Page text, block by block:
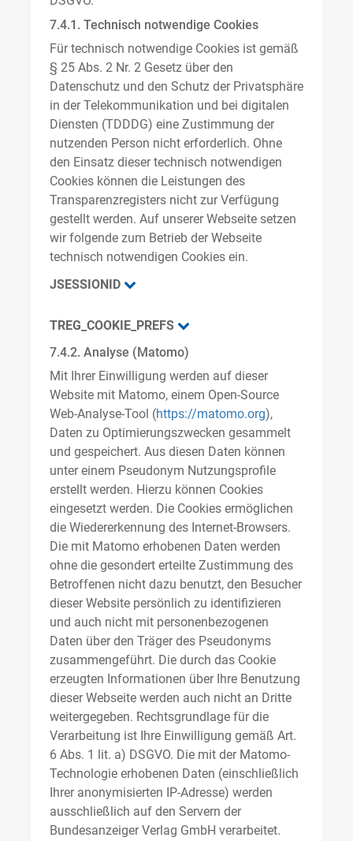
7.4.1. Technisch notwendige Cookies
Für technisch notwendige Cookies ist gemäß
§ 25 Abs. 2 Nr. 2 Gesetz über den
Datenschutz und den Schutz der Privatsphäre
in der Telekommunikation und bei digitalen
Diensten (TDDDG) eine Zustimmung der
nutzenden Person nicht erforderlich. Ohne
den Einsatz dieser technisch notwendigen
Cookies können die Leistungen des
Transparenzregisters nicht zur Verfügung
gestellt werden. Auf unserer Webseite setzen
wir folgende zum Betrieb der Webseite
technisch notwendigen Cookies ein.
JSESSIONID
TREG_COOKIE_PREFS
7.4.2. Analyse (Matomo)
Mit Ihrer Einwilligung werden auf dieser
Website mit Matomo, einem Open-Source
Web-Analyse-Tool (https://matomo.org),
Daten zu Optimierungszwecken gesammelt
und gespeichert. Aus diesen Daten können
unter einem Pseudonym Nutzungsprofile
erstellt werden. Hierzu können Cookies
eingesetzt werden. Die Cookies ermöglichen
die Wiedererkennung des Internet-Browsers.
Die mit Matomo erhobenen Daten werden
ohne die gesondert erteilte Zustimmung des
Betroffenen nicht dazu benutzt, den Besucher
dieser Website persönlich zu identifizieren
und auch nicht mit personenbezogenen
Daten über den Träger des Pseudonyms
zusammengeführt. Die durch das Cookie
erzeugten Informationen über Ihre Benutzung
dieser Webseite werden auch nicht an Dritte
weitergegeben. Rechtsgrundlage für die
Verarbeitung ist Ihre Einwilligung gemäß Art.
6 Abs. 1 lit. a) DSGVO. Die mit der Matomo-
Technologie erhobenen Daten (einschließlich
Ihrer anonymisierten IP-Adresse) werden
ausschließlich auf den Servern der
Bundesanzeiger Verlag GmbH verarbeitet.